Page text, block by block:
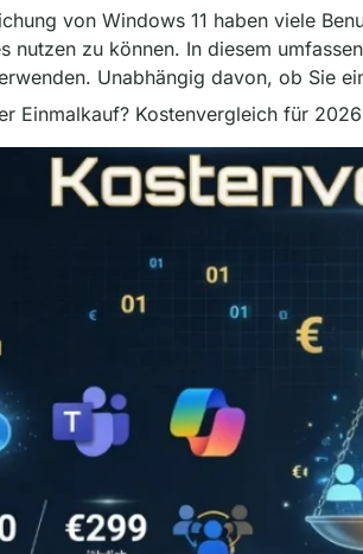
von Windows 11 haben viele
nutzen zu können. In diesem
Unabhängig davon, ob Sie
Einmalkauf? Kostenvergleich für 2026